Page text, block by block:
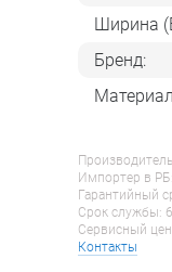
Ширина
Бренд:
Импортер в
Гарантийный
Срок службы:
Сервисный
Контакты